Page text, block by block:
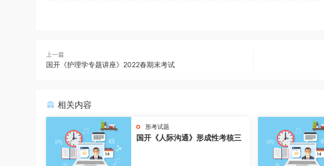
上一篇
国开《护理学专题讲座》2022春期末考试
相关内容
形考试题
国开《人际沟通》形成性考核三